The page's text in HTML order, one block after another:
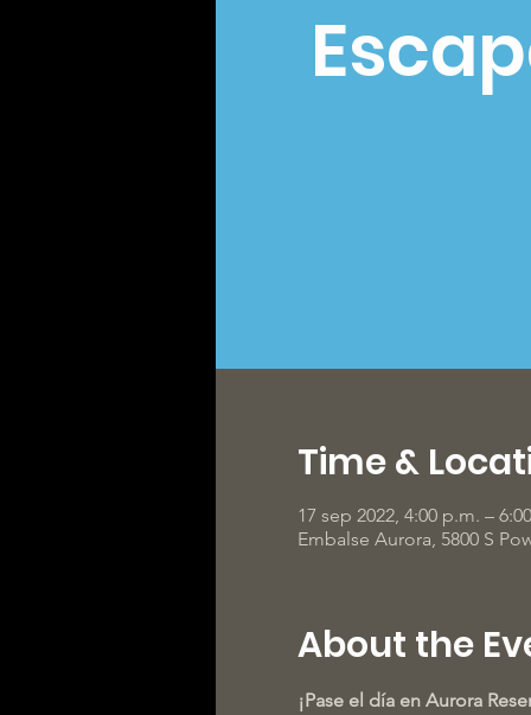
Time &
17 sep 2022, 4:00 p.m. –
Embalse Aurora, 5800 S
About the
¡Pase el día en Aurora